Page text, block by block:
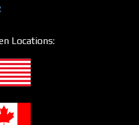
Locations: